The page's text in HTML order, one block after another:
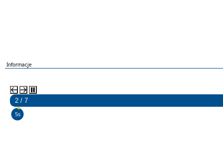
Informacje
2 / 7
4s